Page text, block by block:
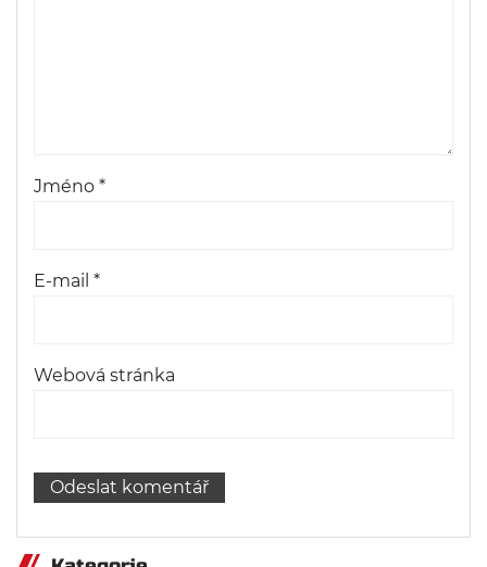
Jméno *
E-mail *
Webová stránka